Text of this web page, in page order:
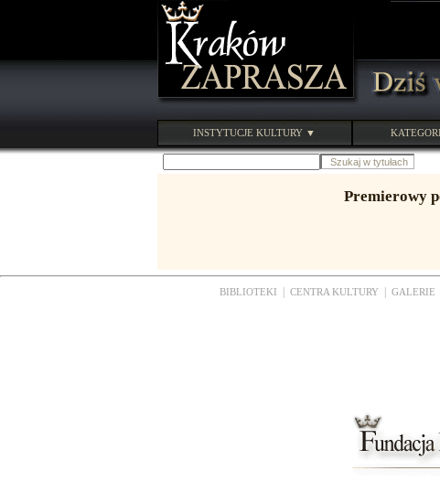
INSTYTUCJE KULTURY ▼
Premierowy
BIBLIOTEKI CENTRA KULTURY GALERIE